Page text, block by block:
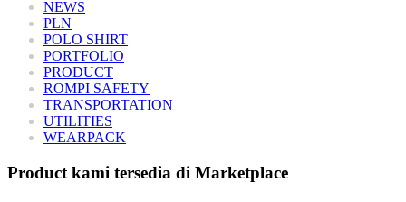
NEWS
PLN
POLO SHIRT
PORTFOLIO
PRODUCT
ROMPI SAFETY
TRANSPORTATION
UTILITIES
WEARPACK
Product kami tersedia di Marketplace